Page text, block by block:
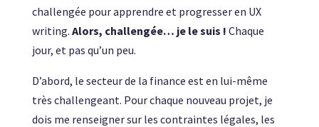
challengée pour apprendre et progresser en UX
writing. Alors, challengée… je le suis ! Chaque
jour, et pas qu’un peu.
D’abord, le secteur de la finance est en lui-même
très challengeant. Pour chaque nouveau projet, je
dois me renseigner sur les contraintes légales, les